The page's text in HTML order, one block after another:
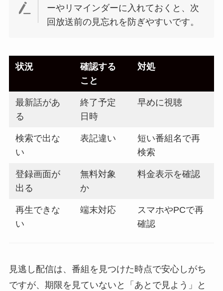
ーやリマインダーに入れておくと、次
回放送前の見忘れを防ぎやすいです。
状況
確認する
こと
対処
最新話があ
る
終了予定
日時
早めに視聴
検索で出な
い
表記違い
短い番組名で再
検索
登録画面が
出る
無料対象
か
料金表示を確認
再生できな
い
端末対応
スマホやPCで再
確認
見逃し配信は、番組を見つけた時点で安心しがち
ですが、期限を見ていないと「あとで見よう」と